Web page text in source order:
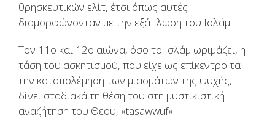
θρησκευτικών ελίτ, έτσι όπως αυτές
διαμορφώνονταν με την εξάπλωση του Ισλάμ.
Τον 11ο και 12ο αιώνα, όσο το Ισλάμ ωριμάζει, η
τάση του ασκητισμού, που είχε ως επίκεντρο τα
την καταπολέμηση των μιασμάτων της ψυχής,
δίνει σταδιακά τη θέση του στη μυστικιστική
αναζήτηση του Θεου, «tasawwuf».